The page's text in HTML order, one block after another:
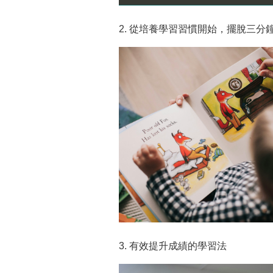
2. 從培養學習習慣開始，擺脫三分
3. 有效提升成績的學習法